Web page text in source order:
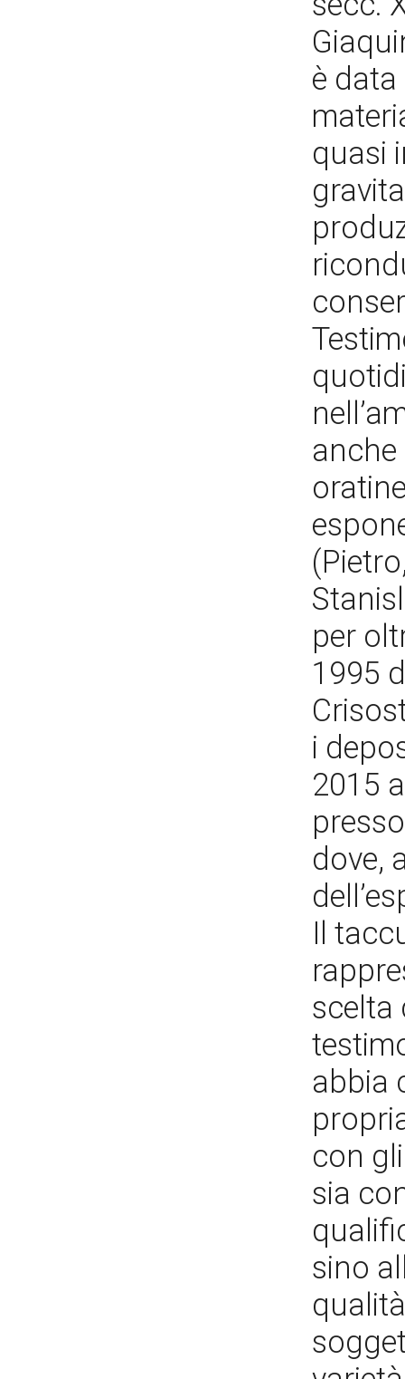
è
quasi
anche
per
1995
i
2015
dove,
Il
scelta
abbia
con
sia
sino